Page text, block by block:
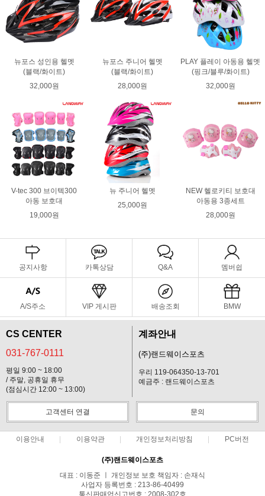
뉴포스 성인용 헬멧
(블랙/화이트)
32,000원
뉴포스 주니어 헬멧
(블랙/화이트)
28,000원
PLAY 플레이 아동용 헬멧
(핑크/블루/화이트)
32,000원
V-tec 300 브이텍300
아동 보호대
19,000원
뉴 주니어 헬멧
25,000원
NEW 헬로키티 보호대
아동용 3종세트
28,000원
공지사항 카톡상담 Q&A 멤버쉽
A/S주소 VIP 게시판 배송조회 BMW
CS CENTER
031-767-0111
평일 9:00 ~ 18:00
/ 주말, 공휴일 휴무
(점심시간 12:00 ~ 13:00)
계좌안내
(주)랜드웨이스포츠
우리 119-064350-13-701
예금주 : 랜드웨이스포츠
고객센터 연결 문의
이용안내 이용약관 개인정보처리방침 PC버전
(주)랜드웨이스포츠
대표 : 이동준 ㅣ 개인정보 보호 책임자 : 손재식
사업자 등록번호 : 213-86-40499
통신판매업신고번호 : 2008-302호